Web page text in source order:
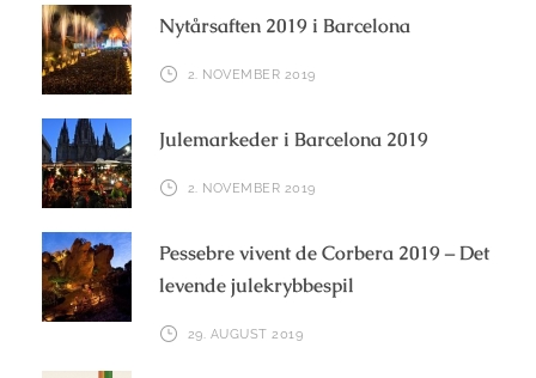
Nytårsaften 2019 i Barcelona
2. NOVEMBER 2019
Julemarkeder i Barcelona 2019
2. NOVEMBER 2019
Pessebre vivent de Corbera 2019 – Det
levende julekrybbespil
29. AUGUST 2019